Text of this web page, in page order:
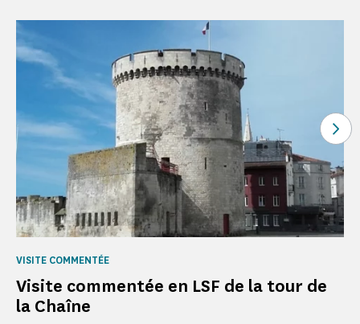
Visite commentée en LSF de la tour de
la Chaîne
VISITE COMMENTÉE